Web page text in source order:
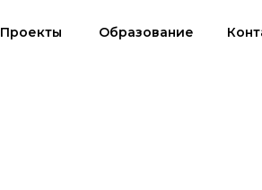
Проекты Образование